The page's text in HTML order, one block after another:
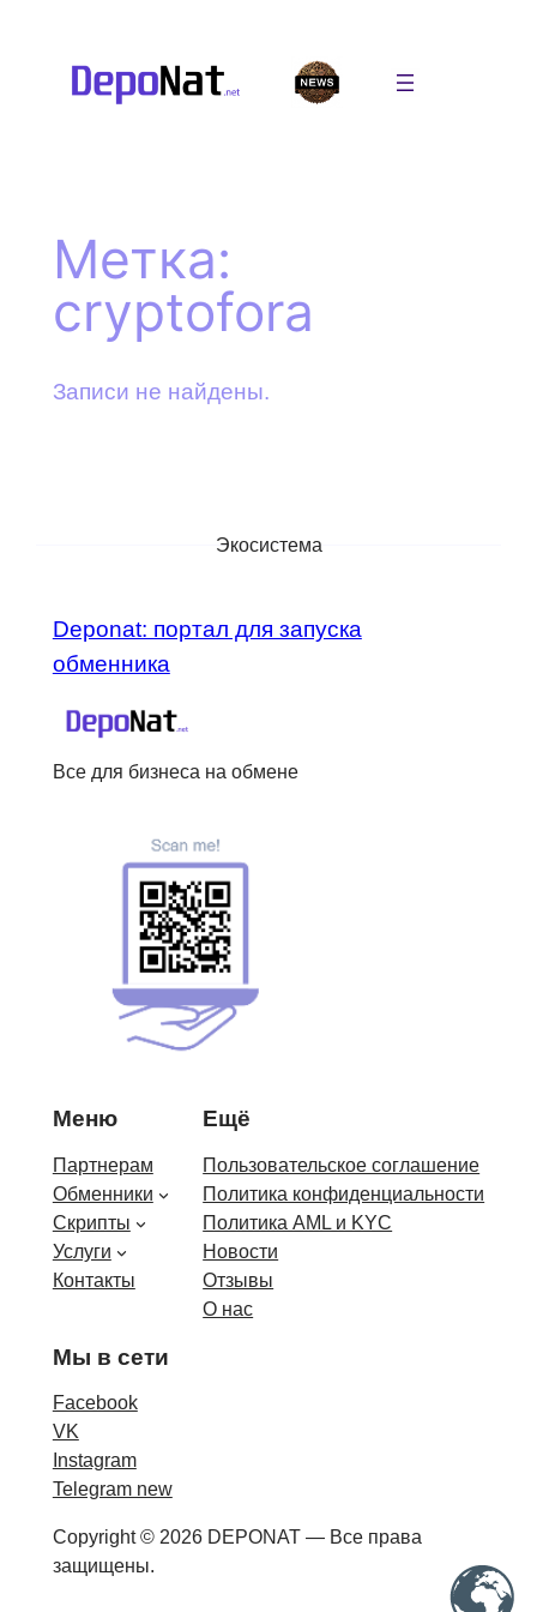
содержимому
Метка:
cryptofora
Записи не найдены.
Экосистема
Deponat: портал для запуска
обменника
Все для бизнеса на обмене
Меню
Партнерам
Обменники
Скрипты
Услуги
Контакты
Ещё
Пользовательское соглашение
Политика конфиденциальности
Политика AML и KYC
Новости
Отзывы
О нас
Мы в сети
Facebook
VK
Instagram
Telegram new
Copyright © 2026 DEPONAT — Все права
защищены.